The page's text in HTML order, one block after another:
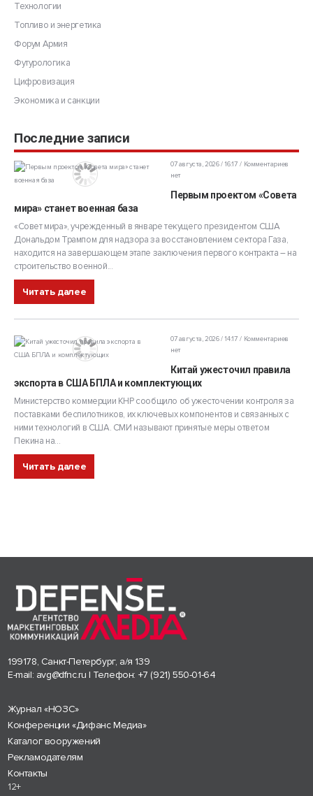
Технологии
Топливо и энергетика
Форум Армия
Футурологика
Цифровизация
Экономика и санкции
Последние записи
07 августа, 2026 / 16:17
Комментариев
нет
Первым проектом «Совета
мира» станет военная база
«Совет мира», учрежденный в январе текущего президентом США
Дональдом Трампом для надзора за восстановлением сектора Газа,
находится на завершающем этапе заключения первого контракта – на
строительство военной...
Читать далее
07 августа, 2026 / 14:17
Комментариев
нет
Китай ужесточил правила
экспорта в США БПЛА и комплектующих
Министерство коммерции КНР сообщило об ужесточении контроля за
поставками беспилотников, их ключевых компонентов и связанных с
ними технологий в США. СМИ называют принятые меры ответом
Пекина на...
Читать далее
199178, Санкт-Петербург, а/я 139
E-mail: avg@dfnc.ru | Телефон: +7 (921) 550-01-64
Журнал «НОЗС»
Конференции «Дифанс Медиа»
Каталог вооружений
Рекламодателям
Контакты
12+